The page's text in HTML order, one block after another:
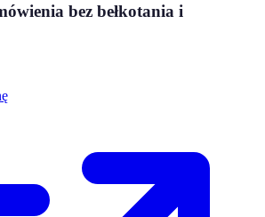
bez bełkotania i